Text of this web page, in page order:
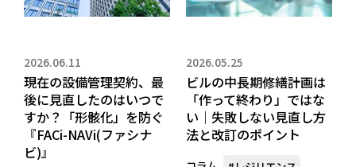
2026.06.11
現在の設備管理契約、最
後に見直したのはいつで
すか？「形骸化」を防ぐ
『FACi-NAVi(ファシナ
ビ)』
2026.05.25
ビルの中長期修繕計画は
「作って終わり」ではな
い｜失敗しない見直し方
法と改訂のポイント